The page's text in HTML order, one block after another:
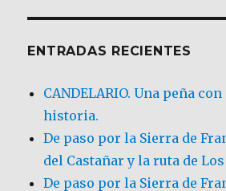
ENTRADAS RECIENTES
CANDELARIO. Una peña
historia.
De paso por la Sierra de
del Castañar y la ruta de
De paso por la Sierra de